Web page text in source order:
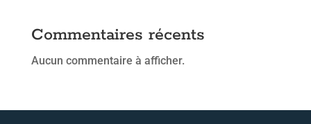
Commentaires récents
Aucun commentaire à afficher.